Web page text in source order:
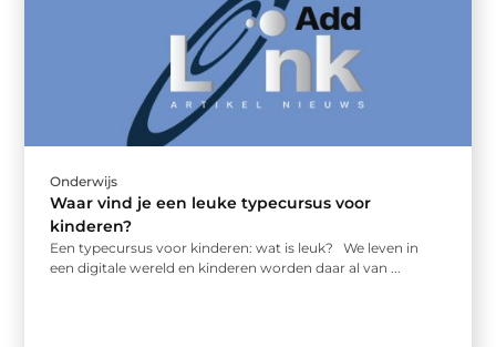
Onderwijs
Waar vind je een leuke typecursus voor
kinderen?
Een typecursus voor kinderen: wat is leuk? We leven in
een digitale wereld en kinderen worden daar al van ...